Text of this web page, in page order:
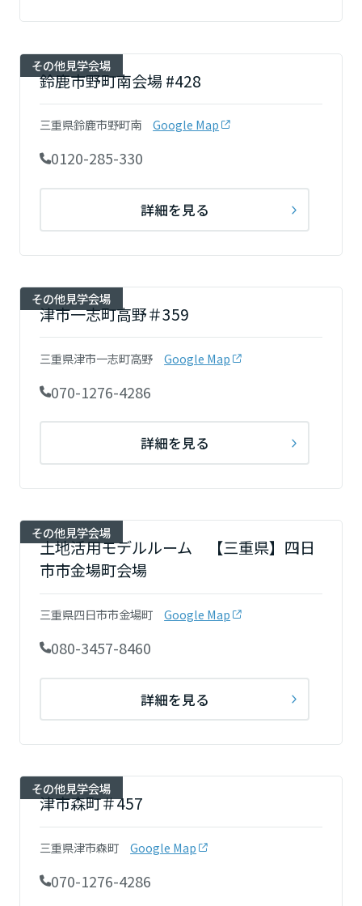
その他見学会場
鈴鹿市野町南会場 #428
三重県鈴鹿市野町南 Google Map
0120-285-330
詳細を見る
その他見学会場
津市一志町高野＃359
三重県津市一志町高野 Google Map
070-1276-4286
詳細を見る
その他見学会場
土地活用モデルルーム 【三重県】四日
市市金場町会場
三重県四日市市金場町 Google Map
080-3457-8460
詳細を見る
その他見学会場
津市森町＃457
三重県津市森町 Google Map
070-1276-4286
奈良県
鳥取県
徳島県
九州エリア
福岡県